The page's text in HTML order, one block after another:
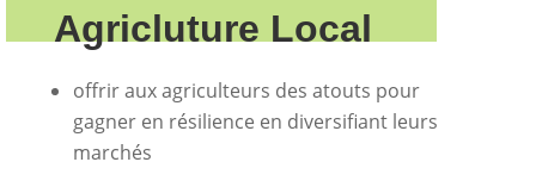
Agricluture Local
offrir aux agriculteurs des atouts pour
gagner en résilience en diversifiant leurs
marchés